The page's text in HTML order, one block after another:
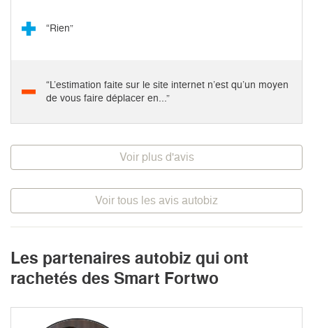
“Rien”
“L’estimation faite sur le site internet n’est qu’un moyen
de vous faire déplacer en...”
Voir plus d'avis
Voir tous les avis autobiz
Les partenaires autobiz qui ont
rachetés des Smart Fortwo